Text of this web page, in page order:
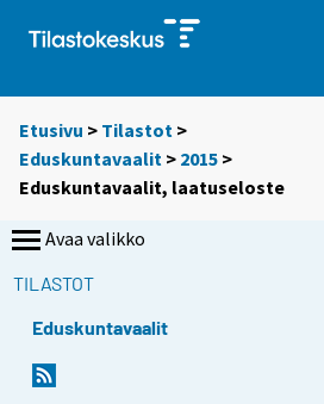
Etusivu > Tilastot >
Eduskuntavaalit > 2015 >
Eduskuntavaalit, laatuseloste
Avaa valikko
TILASTOT
Eduskuntavaalit